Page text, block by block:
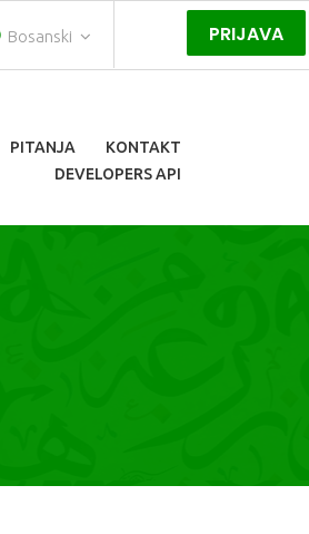
Bosanski PRIJAVA
PITANJA
KONTAKT
DEVELOPERS API